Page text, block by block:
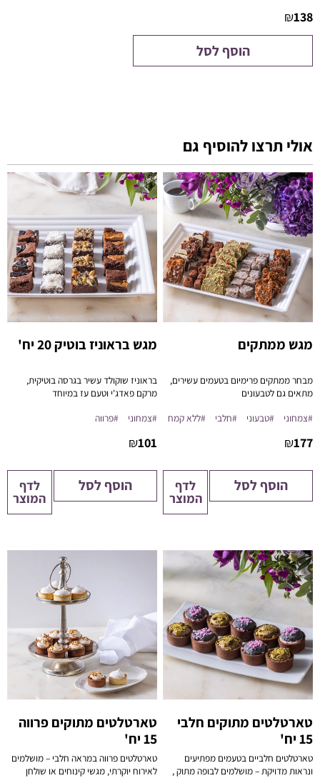
138
₪
הוסף לסל
אולי תרצו להוסיף גם
מגש ממתקים
מבחר ממתקים פרימיום בטעמים עשירים,
מתאים גם לטבעונים
#צמחוני
#טבעוני #חלבי #ללא קמח
177
₪
הוסף לסל לדף
המוצר
מגש בראוניז בוטיק 20 יח'
בראוניז שוקולד עשיר בגרסה בוטיקית,
מרקם פאדג'י וטעם עז במיוחד
#צמחוני
#פרווה
101
₪
הוסף לסל לדף
המוצר
טארטלטים מתוקים חלבי
15 יח'
טארטלטים חלביים בטעמים מפתיעים
ונראות מדויקת – מושלמים לבופה מתוק ,
טארטלטים מתוקים פרווה
15 יח'
טארטלטים פרווה במראה חלבי – מושלמים
לאירוח יוקרתי, מגשי קינוחים או שולחן